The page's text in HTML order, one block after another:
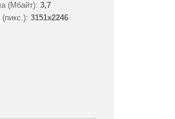
(Мбайт): 3,7
3151x2246